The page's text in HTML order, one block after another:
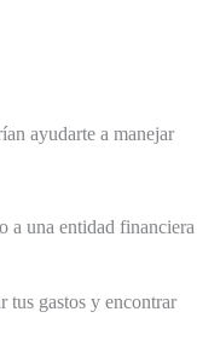
ayudarte a manejar
a una entidad financiera
tus gastos y encontrar